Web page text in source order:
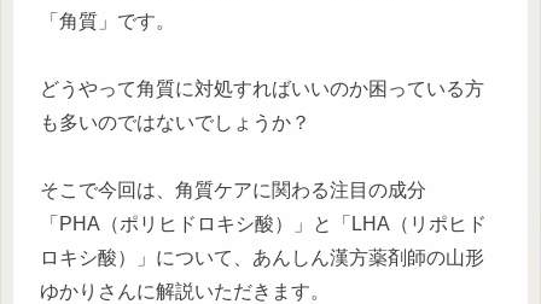
「角質」です。
どうやって角質に対処すればいいのか困っている方
も多いのではないでしょうか？
そこで今回は、角質ケアに関わる注目の成分
「PHA（ポリヒドロキシ酸）」と「LHA（リポヒド
ロキシ酸）」について、あんしん漢方薬剤師の山形
ゆかりさんに解説いただきます。